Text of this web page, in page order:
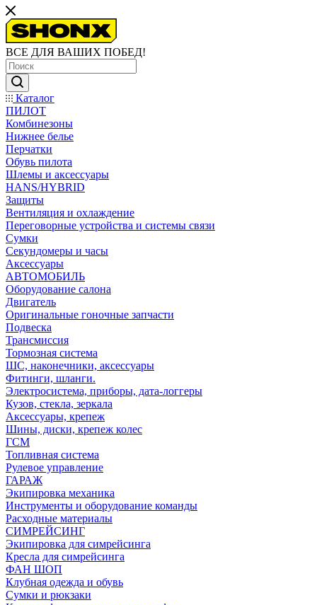
ВСЕ ДЛЯ ВАШИХ ПОБЕД!
Каталог
ПИЛОТ
Комбинезоны
Нижнее белье
Перчатки
Обувь пилота
Шлемы и аксессуары
HANS/HYBRID
Защиты
Вентиляция и охлаждение
Переговорные устройства и системы связи
Сумки
Секундомеры и часы
Аксессуары
АВТОМОБИЛЬ
Оборудование салона
Двигатель
Оригинальные гоночные запчасти
Подвеска
Трансмиссия
Тормозная система
ШС, наконечники, аксессуары
Фитинги, шланги.
Электросистема, приборы, дата-логгеры
Кузов, стекла, зеркала
Аксессуары, крепеж
Шины, диски, крепеж колес
ГСМ
Топливная система
Рулевое управление
ГАРАЖ
Экипировка механика
Инструменты и оборудование команды
Расходные материалы
СИМРЕЙСИНГ
Экипировка для симрейсинга
Кресла для симрейсинга
ФАН ШОП
Клубная одежда и обувь
Сумки и рюкзаки